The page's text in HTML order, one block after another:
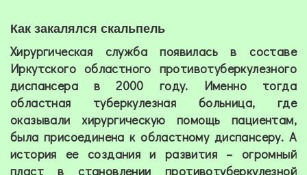
Как закалялся скальпель
Хирургическая служба появилась в составе
Иркутского областного противотуберкулезного
диспансера в 2000 году. Именно тогда
областная туберкулезная больница, где
оказывали хирургическую помощь пациентам,
была присоединена к областному диспансеру. А
история ее создания и развития – огромный
пласт в становлении противотуберкулезной